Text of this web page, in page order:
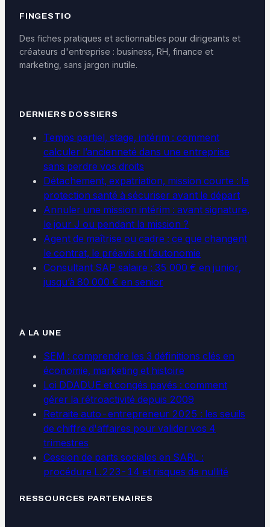
FINGESTIO
Des fiches pratiques et actionnables pour dirigeants et
créateurs d'entreprise : business, RH, finance et
marketing, sans jargon inutile.
DERNIERS DOSSIERS
Temps partiel, stage, intérim : comment
calculer l’ancienneté dans une entreprise
sans perdre vos droits
Détachement, expatriation, mission courte : la
protection santé à sécuriser avant le départ
Annuler une mission intérim : avant signature,
le jour J ou pendant la mission ?
Agent de maîtrise ou cadre : ce que changent
le contrat, le préavis et l’autonomie
Consultant SAP salaire : 35 000 € en junior,
jusqu’à 80 000 € en senior
À LA UNE
SEM : comprendre les 3 définitions clés en
économie, marketing et histoire
Loi DDADUE et congés payés : comment
gérer la rétroactivité depuis 2009
Retraite auto-entrepreneur 2025 : les seuils
de chiffre d'affaires pour valider vos 4
trimestres
Cession de parts sociales en SARL :
procédure L.223-14 et risques de nullité
RESSOURCES PARTENAIRES